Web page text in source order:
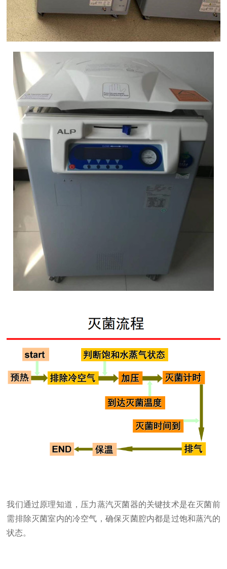
我们通过原理知道，压力蒸汽灭菌器的关键技术是在灭菌前
需排除灭菌室内的冷空气，确保灭菌腔内都是过饱和蒸汽的
状态。